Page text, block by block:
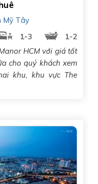
Mỹ Tây
1-3
1-2
HCM với giá tốt
cho quý khách xem
khu, khu vực The